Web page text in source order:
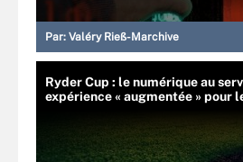
Par: Valéry Rieß-Marchive
Ryder Cup : le numérique au
expérience « augmentée » pour